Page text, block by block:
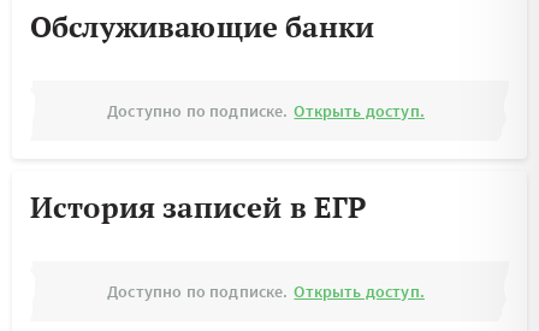
Обслуживающие банки
Доступно по подписке. Открыть доступ.
История записей в ЕГР
Доступно по подписке. Открыть доступ.